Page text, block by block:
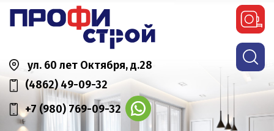
ул. 60 лет Октября, д.28
(4862) 49-09-32
+7 (980) 769-09-32